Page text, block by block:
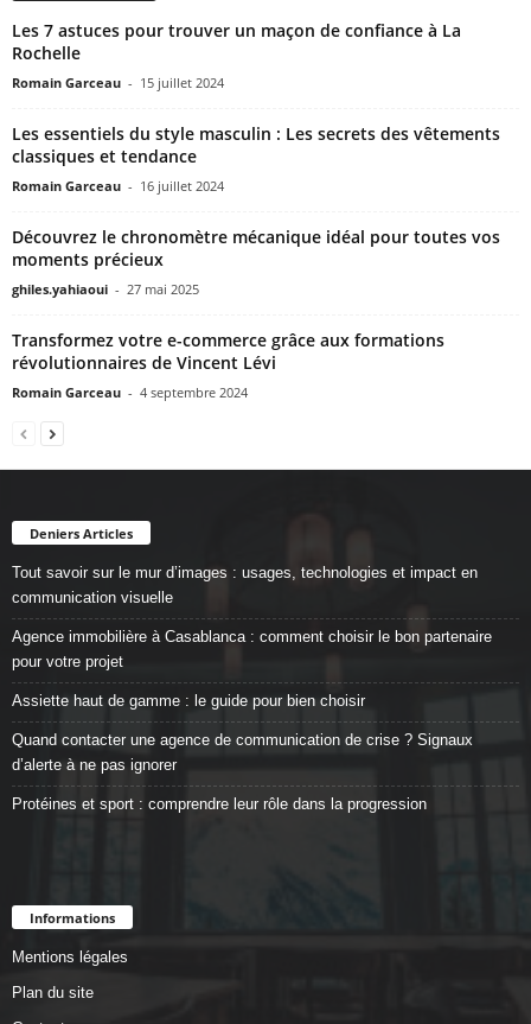
Les 7 astuces pour trouver un maçon de confiance à La
Rochelle
Romain Garceau - 15 juillet 2024
Les essentiels du style masculin : Les secrets des vêtements
classiques et tendance
Romain Garceau - 16 juillet 2024
Découvrez le chronomètre mécanique idéal pour toutes vos
moments précieux
ghiles.yahiaoui - 27 mai 2025
Transformez votre e-commerce grâce aux formations
révolutionnaires de Vincent Lévi
Romain Garceau - 4 septembre 2024
Deniers Articles
Tout savoir sur le mur d’images : usages, technologies et impact en
communication visuelle
Agence immobilière à Casablanca : comment choisir le bon partenaire
pour votre projet
Assiette haut de gamme : le guide pour bien choisir
Quand contacter une agence de communication de crise ? Signaux
d’alerte à ne pas ignorer
Protéines et sport : comprendre leur rôle dans la progression
Informations
Mentions légales
Plan du site